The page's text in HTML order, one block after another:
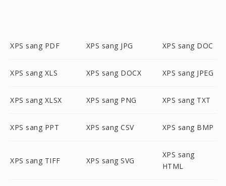
XPS sang PDF XPS sang JPG XPS sang DOC
XPS sang XLS XPS sang DOCX XPS sang JPEG
XPS sang XLSX XPS sang PNG XPS sang TXT
XPS sang PPT XPS sang CSV XPS sang BMP
XPS sang TIFF XPS sang SVG
XPS sang
HTML